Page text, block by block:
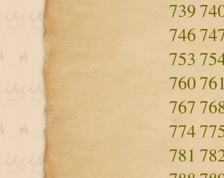
739
746
753
760
767
774
781